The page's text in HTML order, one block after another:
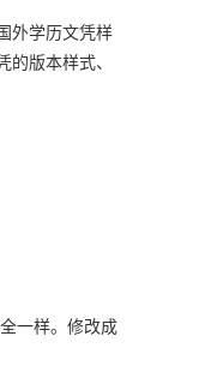
外学历文凭样
版本样式、
一样。修改成